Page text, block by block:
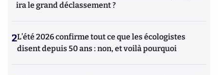
ira le grand déclassement ?
2L’été 2026 confirme tout ce que les écologistes
disent depuis 50 ans : non, et voilà pourquoi